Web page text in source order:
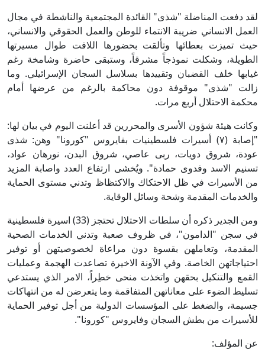
لقد دفعت المناضلة "شذى" القائدة المجتمعية والناشطة في مجال
العمل الانساني ضريبة الانتماء للوطن والعمل الحقوقي والانساني،
حيث تميزت بعطائها وتألقت بحضورها اللافت طوال مسيرتها
الطويلة، وشكلت نموذجاً مشرقاً، وستبقى حاضرة وشامخة رغم
غيابها خلف القضبان وتقييدها بسلاسل السجان الإسرائيلي. وما
زالت "شذى" موقوفة دون محاكمة بالرغم من عرضها أمام
محكمة الاحتلال أربع مرات.
وكانت هيئة شؤون الأسرى والمحررين قد أعلنت اليوم في بيان لها:
"إصابة (٧) أسيرات فلسطينيات بفايروس "كورونا" وهن: شذى
عودة، شروق دويات، ربى عاصي، شروق البدن، نورهان عواد،
تسنيم الاسد وفدوى حمادة". ويُخشى ارتفاع العدد واصابة المزيد
من الأسيرات في ظل الاحتكاك والاكتظاظ وتدني مستوى الحماية
والخدمات المقدمة وشحة وسائل الوقاية.
ومن الجدير ذكره أن سلطات الاحتلال تحتجز (33) اسيرة فلسطينية
في سجن "الدامون"، في ظروف صعبة وتدني الخدمات الصحية
المقدمة، وتعاملهن بقسوة دون مراعاة لخصوصيتهن أو توفير
احتياجاتهن الخاصة. وفي الآونة الاخيرة تصاعدت الهجمة وعمليات
القمع والتنكيل بحقهن واتخذت منحى خطِراً، الامر الذي يستدعي
تسليط الضوء على معاناتهن المتفاقمة وما يتعرضن له من انتهاكات
جسيمة، والضغط على المؤسسات الدولية من أجل توفير الحماية
للأسيرات من بطش السجان وفايروس "كورونا".
عن المؤلف: